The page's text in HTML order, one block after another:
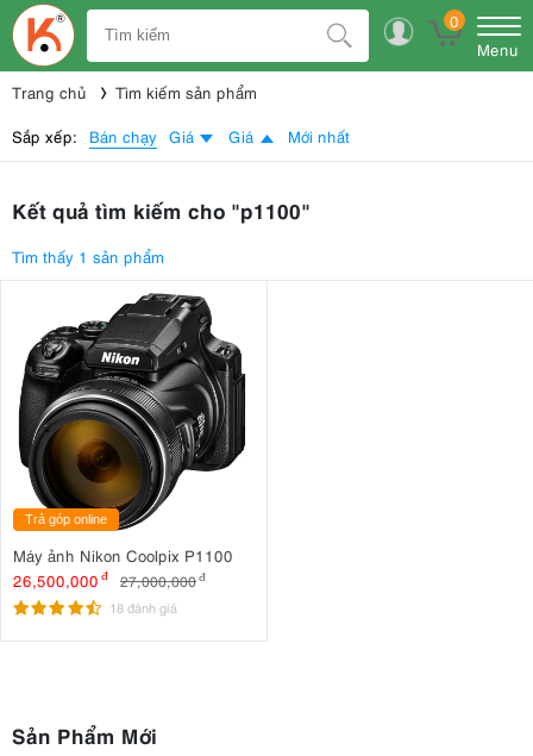
0
Menu
Trang chủ Tìm kiếm sản phẩm
Sắp xếp: Bán chạy Giá Giá Mới nhất
Kết quả tìm kiếm cho "p1100"
Tìm thấy 1 sản phẩm
Trả góp online
Máy ảnh Nikon Coolpix P1100
26,500,000 đ 27,000,000đ
18 đánh giá
Sản Phẩm Mới